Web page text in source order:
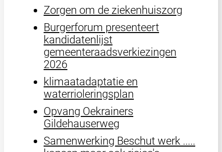
Zorgen om de ziekenhuiszorg
Burgerforum presenteert
kandidatenlijst
gemeenteraadsverkiezingen
2026
klimaatadaptatie en
waterrioleringsplan
Opvang Oekrainers
Gildehauserweg
Samenwerking Beschut werk .....